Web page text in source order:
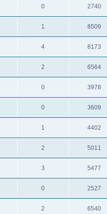
0 2740
1 8509
4 8173
2 6564
0 3978
0 3609
1 4402
2 5011
3 5477
0 2527
2 6540